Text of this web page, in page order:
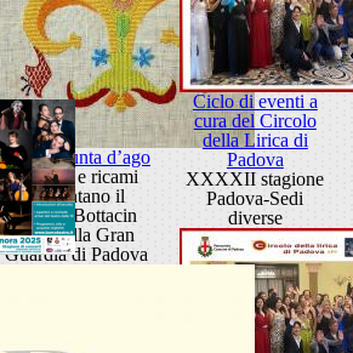
Arte in punta d’ago
Disegni e ricami
raccontano il
Museo Bottacin
Sala della Gran
Guardia di Padova
Ciclo di eventi a
cura del Circolo
della Lirica di
Padova
XXXXII stagione
Padova-Sedi
diverse